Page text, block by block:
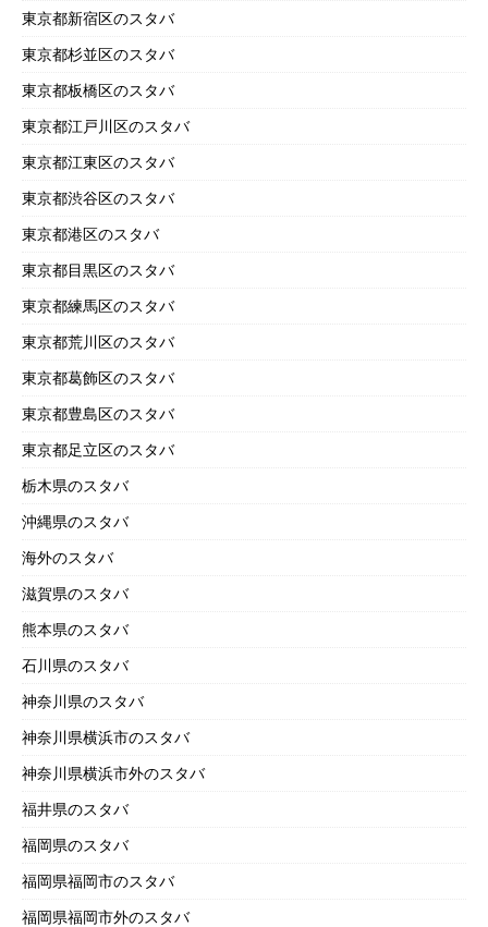
東京都新宿区のスタバ
東京都杉並区のスタバ
東京都板橋区のスタバ
東京都江戸川区のスタバ
東京都江東区のスタバ
東京都渋谷区のスタバ
東京都港区のスタバ
東京都目黒区のスタバ
東京都練馬区のスタバ
東京都荒川区のスタバ
東京都葛飾区のスタバ
東京都豊島区のスタバ
東京都足立区のスタバ
栃木県のスタバ
沖縄県のスタバ
海外のスタバ
滋賀県のスタバ
熊本県のスタバ
石川県のスタバ
神奈川県のスタバ
神奈川県横浜市のスタバ
神奈川県横浜市外のスタバ
福井県のスタバ
福岡県のスタバ
福岡県福岡市のスタバ
福岡県福岡市外のスタバ